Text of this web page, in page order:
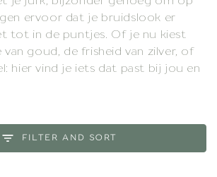
ervoor dat je bruidslook er
tot in de puntjes. Of je nu kiest
goud, de frisheid van zilver, of
hier vind je iets dat past bij jou en
FILTER AND SORT